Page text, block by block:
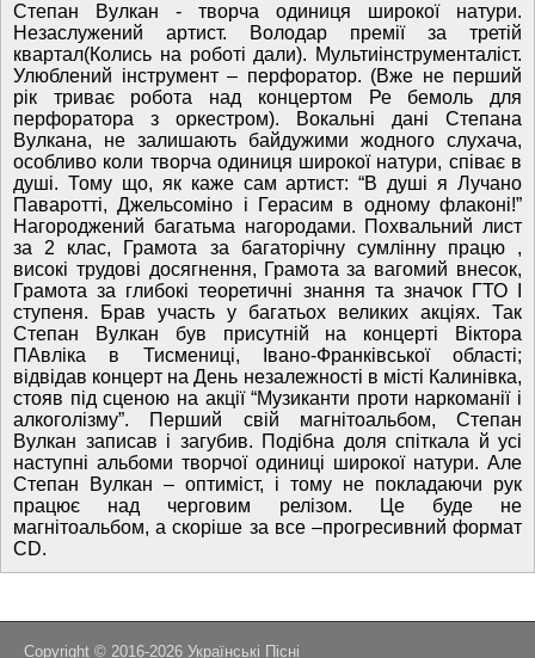
Степан Вулкан - творча одиниця широкої натури.
Незаслужений артист. Володар премії за третій
квартал(Колись на роботі дали). Мультиінструменталіст.
Улюблений інструмент – перфоратор. (Вже не перший
рік триває робота над концертом Ре бемоль для
перфоратора з оркестром). Вокальні дані Степана
Вулкана, не залишають байдужими жодного слухача,
особливо коли творча одиниця широкої натури, співає в
душі. Тому що, як каже сам артист: “В душі я Лучано
Паваротті, Джельсоміно і Герасим в одному флаконі!”
Нагороджений багатьма нагородами. Похвальний лист
за 2 клас, Грамота за багаторічну сумлінну працю ,
високі трудові досягнення, Грамота за вагомий внесок,
Грамота за глибокі теоретичні знання та значок ГТО І
ступеня. Брав участь у багатьох великих акціях. Так
Степан Вулкан був присутній на концерті Віктора
ПАвліка в Тисмениці, Івано-Франківської області;
відвідав концерт на День незалежності в місті Калинівка,
стояв під сценою на акції “Музиканти проти наркоманії і
алкоголізму”. Перший свій магнітоальбом, Степан
Вулкан записав і загубив. Подібна доля спіткала й усі
наступні альбоми творчої одиниці широкої натури. Але
Степан Вулкан – оптиміст, і тому не покладаючи рук
працює над черговим релізом. Це буде не
магнітоальбом, а скоріше за все –прогресивний формат
CD.
Copyright © 2016-2026 Українські Пісні